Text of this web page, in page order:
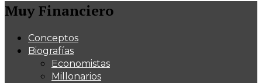
Muy Financiero
Conceptos
Biografías
Economistas
Millonarios